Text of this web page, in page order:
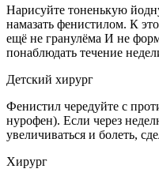
Нарисуйте тоненькую
намазать фенистилом. К
ещё не гранулёма И не
понаблюдать течение
Детский хирург
Фенистил чередуйте с
нурофен). Если через
увеличиваться и болеть,
Хирург